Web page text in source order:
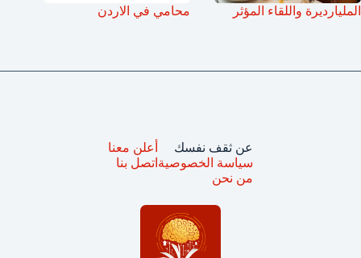
المليارديرة واللقاء المؤثر محامي في الاردن
عن ثقف نفسك
سياسة الخصوصية
من نحن
أعلن معنا
اتصل بنا